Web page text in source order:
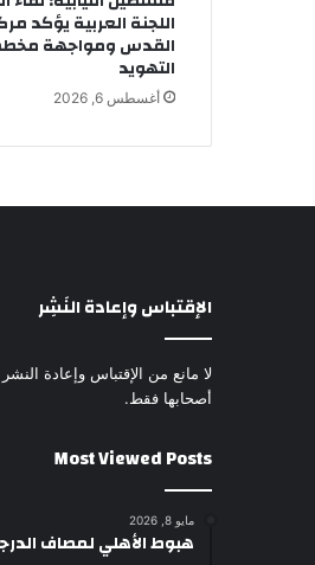
اللجنة العربية يؤكد
القدس ومواجهة
التهويد
أغسطس 6, 2026
الإقتباس وإعادة النَشِر
لا مانع من الإقتباس وإعادة
أصحابها فقط.
Most Viewed Posts
مايو 8, 2026
هبوط الأهلي لمصاف